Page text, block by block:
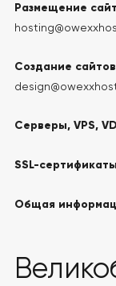
Размещение
Создание
Серверы, VPS,
SSL-сертификаты
Общая